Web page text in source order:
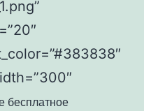
бесплатное